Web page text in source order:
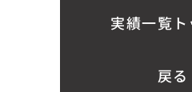
実績一覧ト
戻る